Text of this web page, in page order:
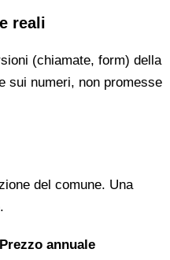
reali
(chiamate, form) della
sui numeri, non promesse
del comune. Una
Prezzo annuale